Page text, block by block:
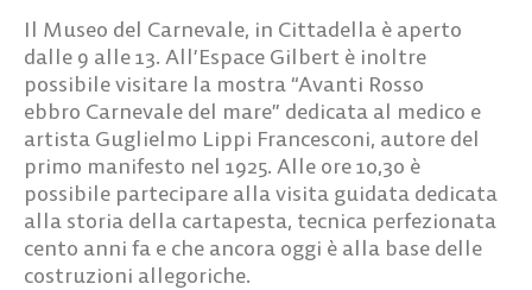
Il Museo del Carnevale, in Cittadella è aperto
dalle 9 alle 13. All’Espace Gilbert è inoltre
possibile visitare la mostra “Avanti Rosso
ebbro Carnevale del mare” dedicata al medico e
artista Guglielmo Lippi Francesconi, autore del
primo manifesto nel 1925. Alle ore 10,30 è
possibile partecipare alla visita guidata dedicata
alla storia della cartapesta, tecnica perfezionata
cento anni fa e che ancora oggi è alla base delle
costruzioni allegoriche.